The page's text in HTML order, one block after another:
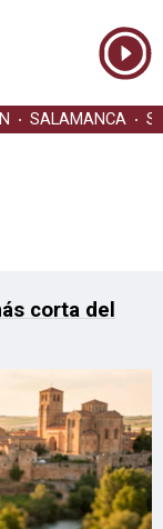
SALAMANCA
corta del